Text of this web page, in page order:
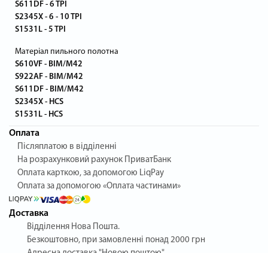
S611DF - 6 TPI
S2345X - 6 - 10 TPI
S1531L - 5 TPI
Матеріал пильного полотна
S610VF - BIM/M42
S922AF - BIM/M42
S611DF - BIM/M42
S2345X - HCS
S1531L - HCS
Оплата
Післяплатою в відділенні
На розрахунковий рахунок ПриватБанк
Оплата карткою, за допомогою LiqPay
Оплата за допомогою «Оплата частинами»
Доставка
Відділення Нова Пошта.
Безкоштовно, при замовленні понад 2000 грн